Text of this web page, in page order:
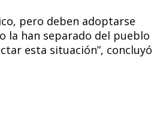
pero deben adoptarse
la han separado del pueblo
esta situación”, concluyó